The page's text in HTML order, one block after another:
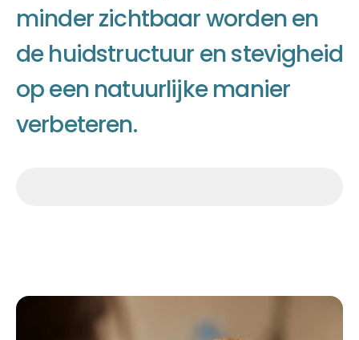
minderzichtbaarwordenen
dehuidstructuur enstevigheid
opeen natuurlijke manier
verbeteren.